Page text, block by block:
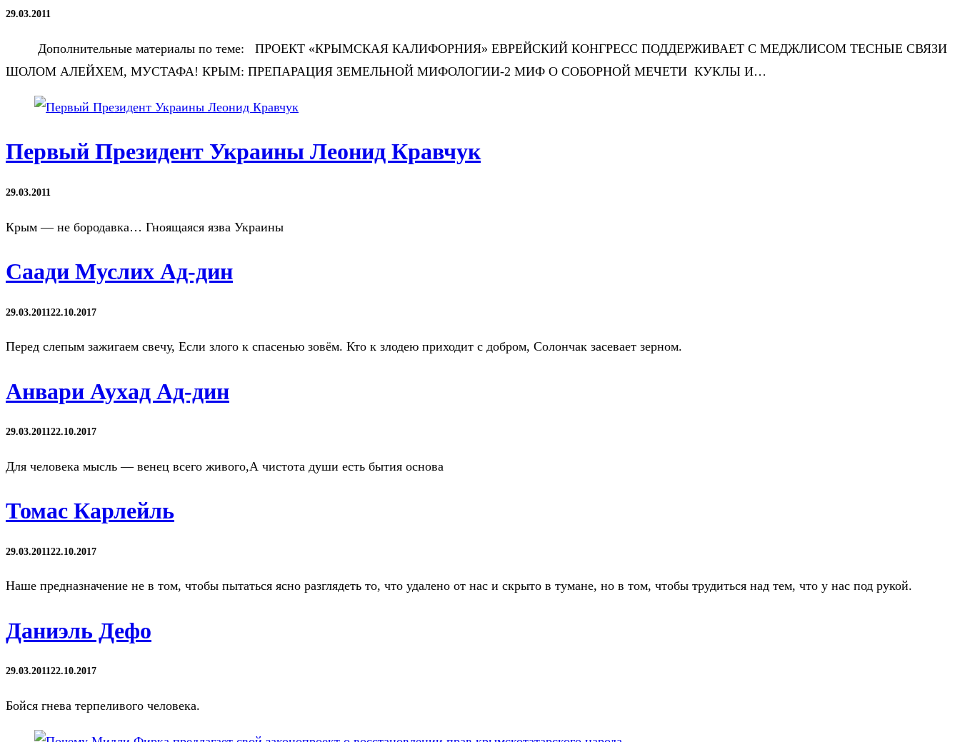
29.03.2011
Дополнительные материалы по теме: ПРОЕКТ «КРЫМСКАЯ КАЛИФОРНИЯ» ЕВРЕЙСКИЙ КОНГРЕСС ПОДДЕРЖИВАЕТ С МЕДЖЛИСОМ ТЕСНЫЕ СВЯЗИ
ШОЛОМ АЛЕЙХЕМ, МУСТАФА! КРЫМ: ПРЕПАРАЦИЯ ЗЕМЕЛЬНОЙ МИФОЛОГИИ-2 МИФ О СОБОРНОЙ МЕЧЕТИ КУКЛЫ И…
Первый Президент Украины Леонид Кравчук
29.03.2011
Крым — не бородавка… Гноящаяся язва Украины
Саади Муслих Ад-дин
29.03.201122.10.2017
Перед слепым зажигаем свечу, Если злого к спасенью зовём. Кто к злодею приходит с добром, Солончак засевает зерном.
Анвари Аухад Ад-дин
29.03.201122.10.2017
Для человека мысль — венец всего живого,А чистота души есть бытия основа
Томас Карлейль
29.03.2011 22.10.2017
Наше предназначение не в том, чтобы пытаться ясно разглядеть то, что удалено от нас и скрыто в тумане, но в том, чтобы трудиться над тем, что у нас под рукой.
Даниэль Дефо
29.03.201122.10.2017
Бойся гнева терпеливого человека.